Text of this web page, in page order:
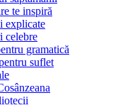
te inspiră
explicate
celebre
gramatică
suflet